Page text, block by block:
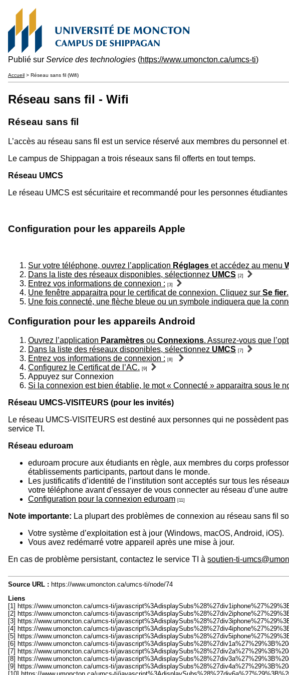
Publié sur Service des technologies (https://www.umoncton.ca/umcs-ti)
Accueil > Réseau sans fil (Wifi)
Réseau sans fil - Wifi
Réseau sans fil
L’accès au réseau sans fil est un service réservé aux membres du personnel
Le campus de Shippagan a trois réseaux sans fil offerts en tout temps.
Réseau UMCS
Le réseau UMCS est sécuritaire et recommandé pour les personnes
Configuration pour les appareils Apple
Sur votre téléphone, ouvrez l’application Réglages et accédez au menu
Dans la liste des réseaux disponibles, sélectionnez UMCS [2]
Entrez vos informations de connexion : [3]
Une fenêtre apparaitra pour le certificat de connexion. Cliquez sur Se fier.
Une fois connecté, une flèche bleue ou un symbole indiquera que la
Configuration pour les appareils Android
Ouvrez l’application Paramètres ou Connexions. Assurez-vous que
Dans la liste des réseaux disponibles, sélectionnez UMCS [7]
Entrez vos informations de connexion : [8]
Configurez le Certificat de l’AC. [9]
Appuyez sur Connexion
Si la connexion est bien établie, le mot « Connecté » apparaitra sous le
Réseau UMCS-VISITEURS (pour les invités)
Le réseau UMCS-VISITEURS est destiné aux personnes qui ne possèdent
service TI.
Réseau eduroam
eduroam procure aux étudiants en règle, aux membres du corps
établissements participants, partout dans le monde.
Les justificatifs d’identité de l’institution sont acceptés sur tous les
votre téléphone avant d’essayer de vous connecter au réseau d’une
Configuration pour la connexion eduroam [11]
Note importante: La plupart des problèmes de connexion au réseau sans fil
Votre système d’exploitation est à jour (Windows, macOS, Android, iOS).
Vous avez redémarré votre appareil après une mise à jour.
En cas de problème persistant, contactez le service TI à soutien-ti-
Source URL : https://www.umoncton.ca/umcs-ti/node/74
Liens
[1] https://www.umoncton.ca/umcs-ti/
[2] https://www.umoncton.ca/umcs-ti/
[3] https://www.umoncton.ca/umcs-ti/
[4] https://www.umoncton.ca/umcs-ti/
[5] https://www.umoncton.ca/umcs-ti/
[6] https://www.umoncton.ca/umcs-ti/
[7] https://www.umoncton.ca/umcs-ti/
[8] https://www.umoncton.ca/umcs-ti/
[9] https://www.umoncton.ca/umcs-ti/